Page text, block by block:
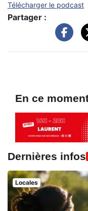
Télécharger le podcast
Partager :
En ce
Dernières infos
Locales